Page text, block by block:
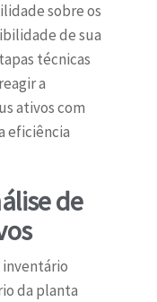
sobre os
de sua
técnicas
a
ativos com
eficiência
de
inventário
da planta